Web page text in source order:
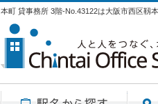
本町 貸事務所 3階-No.43122は大阪市西区靱